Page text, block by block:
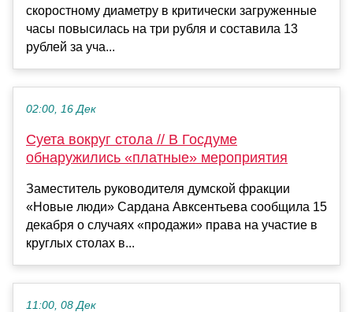
скоростному диаметру в критически загруженные
часы повысилась на три рубля и составила 13
рублей за уча...
02:00, 16 Дек
Суета вокруг стола // В Госдуме
обнаружились «платные» мероприятия
Заместитель руководителя думской фракции
«Новые люди» Сардана Авксентьева сообщила 15
декабря о случаях «продажи» права на участие в
круглых столах в...
11:00, 08 Дек